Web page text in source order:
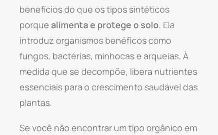
benefícios do que os tipos sintéticos
porque alimenta e protege o solo. Ela
introduz organismos benéficos como
fungos, bactérias, minhocas e arqueias. À
medida que se decompõe, libera nutrientes
essenciais para o crescimento saudável das
plantas.
Se você não encontrar um tipo orgânico em